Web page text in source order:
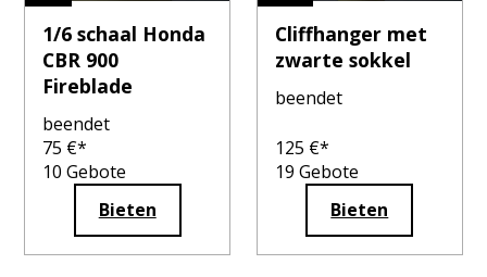
1/6 schaal Honda
CBR 900
Fireblade
beendet
75 €*
10 Gebote
Bieten
Cliffhanger met
zwarte sokkel
beendet
125 €*
19 Gebote
Bieten